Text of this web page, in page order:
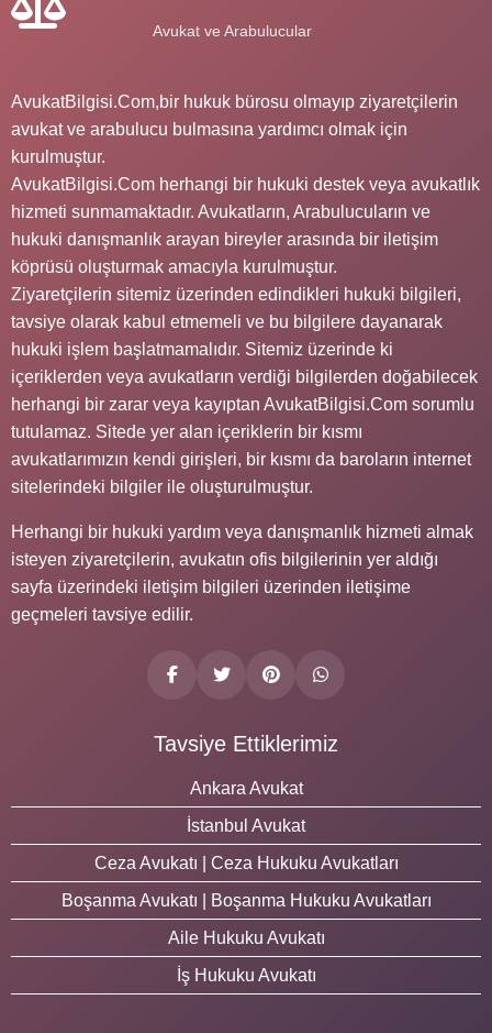
Avukat ve Arabulucular
AvukatBilgisi.Com,bir hukuk bürosu olmayıp ziyaretçilerin
avukat ve arabulucu bulmasına yardımcı olmak için
kurulmuştur.
AvukatBilgisi.Com herhangi bir hukuki destek veya avukatlık
hizmeti sunmamaktadır. Avukatların, Arabulucuların ve
hukuki danışmanlık arayan bireyler arasında bir iletişim
köprüsü oluşturmak amacıyla kurulmuştur.
Ziyaretçilerin sitemiz üzerinden edindikleri hukuki bilgileri,
tavsiye olarak kabul etmemeli ve bu bilgilere dayanarak
hukuki işlem başlatmamalıdır. Sitemiz üzerinde ki
içeriklerden veya avukatların verdiği bilgilerden doğabilecek
herhangi bir zarar veya kayıptan AvukatBilgisi.Com sorumlu
tutulamaz. Sitede yer alan içeriklerin bir kısmı
avukatlarımızın kendi girişleri, bir kısmı da baroların internet
sitelerindeki bilgiler ile oluşturulmuştur.
Herhangi bir hukuki yardım veya danışmanlık hizmeti almak
isteyen ziyaretçilerin, avukatın ofis bilgilerinin yer aldığı
sayfa üzerindeki iletişim bilgileri üzerinden iletişime
geçmeleri tavsiye edilir.
Tavsiye Ettiklerimiz
Ankara Avukat
İstanbul Avukat
Ceza Avukatı | Ceza Hukuku Avukatları
Boşanma Avukatı | Boşanma Hukuku Avukatları
Aile Hukuku Avukatı
İş Hukuku Avukatı